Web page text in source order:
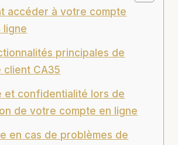
accéder à votre compte
ligne
principales de
client CA35
et confidentialité lors de
de votre compte en ligne
en cas de problèmes de